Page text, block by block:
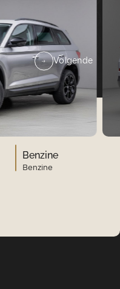
Volgende
Benzine
Benzine